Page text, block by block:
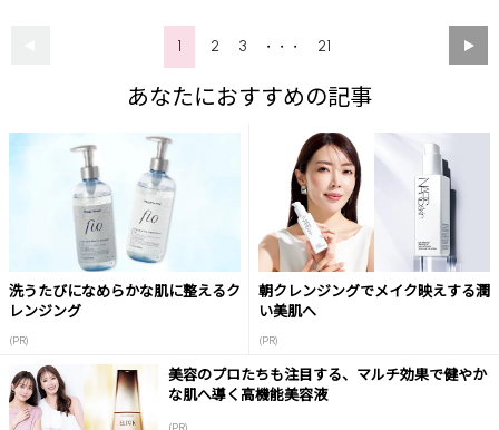
1 2 3 ・・・ 21
あなたにおすすめの記事
洗うたびになめらかな肌に整えるク
レンジング
(PR)
朝クレンジングでメイク映えする潤
い美肌へ
(PR)
美容のプロたちも注目する、マルチ効果で健やか
な肌へ導く高機能美容液